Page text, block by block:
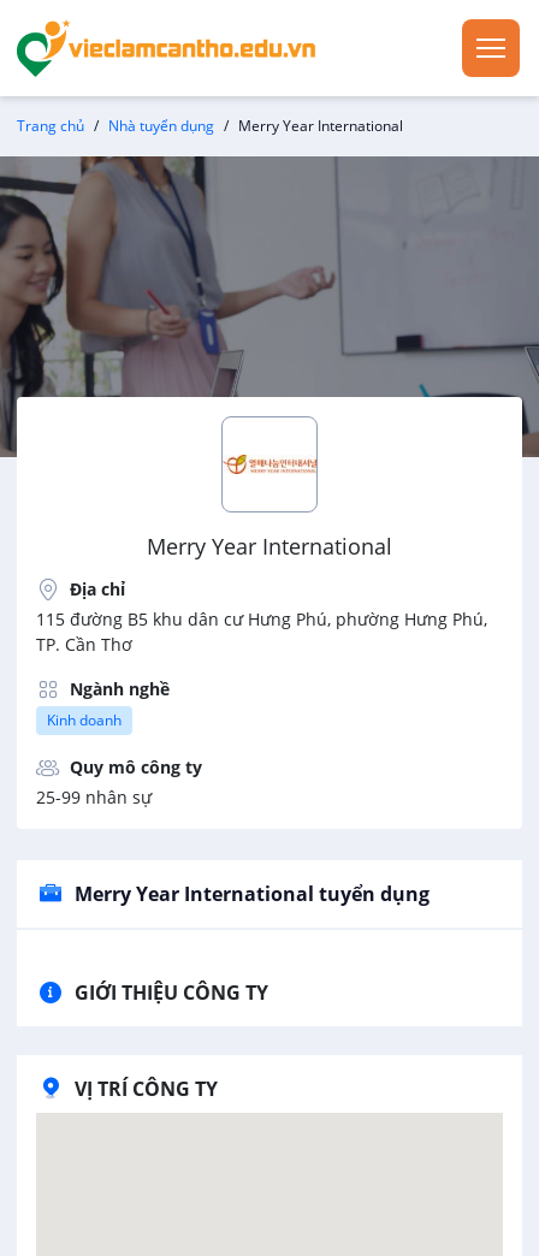
Trang chủ Nhà tuyển dụng Merry Year International
Merry Year International
Địa chỉ
115 đường B5 khu dân cư Hưng Phú, phường Hưng Phú,
TP. Cần Thơ
Ngành nghề
Kinh doanh
Quy mô công ty
25-99 nhân sự
Merry Year International tuyển dụng
GIỚI THIỆU CÔNG TY
VỊ TRÍ CÔNG TY